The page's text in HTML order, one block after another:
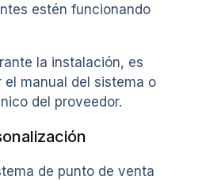
estén funcionando
la instalación, es
manual del sistema o
del proveedor.
de punto de venta